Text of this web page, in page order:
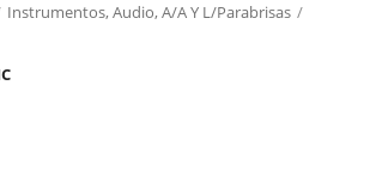
Instrumentos, Audio, A/A Y L/Parabrisas /
A.A.